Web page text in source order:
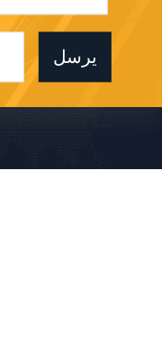
يرسل